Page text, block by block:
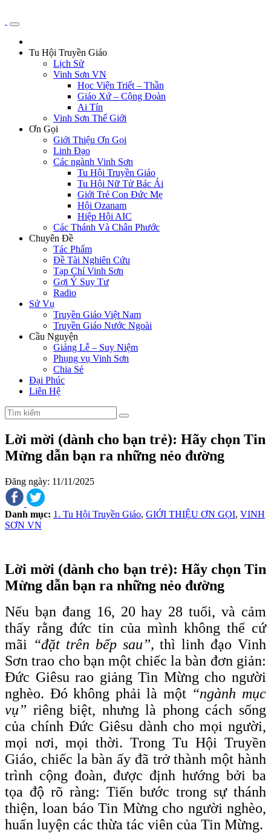
Tu Hội Truyền Giáo
Lịch Sử
Vinh Sơn VN
Học Viện Triết – Thần
Giáo Xứ – Cộng Đoàn
Ai Tín
Vinh Sơn Thế Giới
Ơn Gọi
Giới Thiệu Ơn Gọi
Linh Đạo
Các ngành Vinh Sơn
Tu Hội Truyền Giáo
Tu Hội Nữ Tử Bác Ái
Giới Trẻ Con Đức Mẹ
Hội Ozanam
Hiệp Hội AIC
Các Thánh Và Chân Phước
Chuyên Đề
Tác Phẩm
Đề Tài Nghiên Cứu
Tạp Chí Vinh Sơn
Gợi Ý Suy Tư
Radio
Sứ Vụ
Truyền Giáo Việt Nam
Truyền Giáo Nước Ngoài
Cầu Nguyện
Giảng Lễ – Suy Niệm
Phụng vụ Vinh Sơn
Chia Sẻ
Đại Phúc
Liên Hệ
Lời mời (dành cho bạn trẻ): Hãy chọn Tin
Mừng dẫn bạn ra những nẻo đường
Đăng ngày: 11/11/2025
Danh mục: 1. Tu Hội Truyền Giáo, GIỚI THIỆU ƠN GỌI, VINH
SƠN VN
Lời mời (dành cho bạn trẻ): Hãy chọn Tin
Mừng dẫn bạn ra những nẻo đường
Nếu bạn đang 16, 20 hay 28 tuổi, và cảm
thấy rằng đức tin của mình không thể cứ
mãi “đặt trên bếp sau”, thì linh đạo Vinh
Sơn trao cho bạn một chiếc la bàn đơn giản:
Đức Giêsu rao giảng Tin Mừng cho người
nghèo. Đó không phải là một “ngành mục
vụ” riêng biệt, nhưng là phong cách sống
của chính Đức Giêsu dành cho mọi người,
mọi nơi, mọi thời. Trong Tu Hội Truyền
Giáo, chiếc la bàn ấy đã trở thành một hành
trình cộng đoàn, được định hướng bởi ba
tọa độ rõ ràng: Tiến bước trong sự thánh
thiện, loan báo Tin Mừng cho người nghèo,
huấn luyện các thừa tác viên của Tin Mừng.